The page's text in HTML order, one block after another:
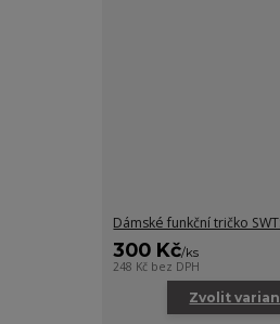
Dámské funkční tričko
300 Kč/ks
248 Kč bez DPH
Zvolit